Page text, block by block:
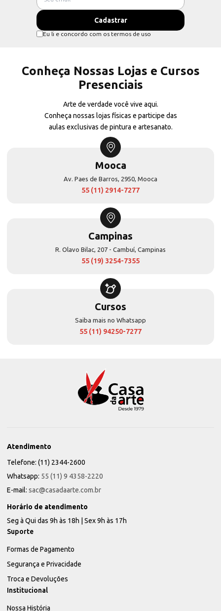
Eu li e concordo com os termos de uso
Conheça Nossas Lojas e Cursos
Presenciais
Arte de verdade você vive aqui.
Conheça nossas lojas físicas e participe das
aulas exclusivas de pintura e artesanato.
Mooca
Av. Paes de Barros, 2950, Mooca
55 (11) 2914-7277
Campinas
R. Olavo Bilac, 207 - Cambuí, Campinas
55 (19) 3254-7355
Cursos
Saiba mais no Whatsapp
55 (11) 94250-7277
Atendimento
Telefone: (11) 2344-2600
Whatsapp: 55 (11) 9 4358-2220
E-mail: sac@casadaarte.com.br
Horário de atendimento
Seg à Qui das 9h às 18h | Sex 9h às 17h
Suporte
Formas de Pagamento
Segurança e Privacidade
Troca e Devoluções
Institucional
Nossa História